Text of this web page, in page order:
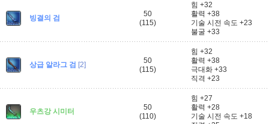
빙결의 검
50
(115)
힘 +32
활력 +38
기술 시전 속도 +23
불굴 +33
상급 알라그 검 [2]
50
(115)
힘 +32
활력 +38
극대화 +33
직격 +23
우츠강 시미터
50
(110)
힘 +27
활력 +28
기술 시전 속도 +18